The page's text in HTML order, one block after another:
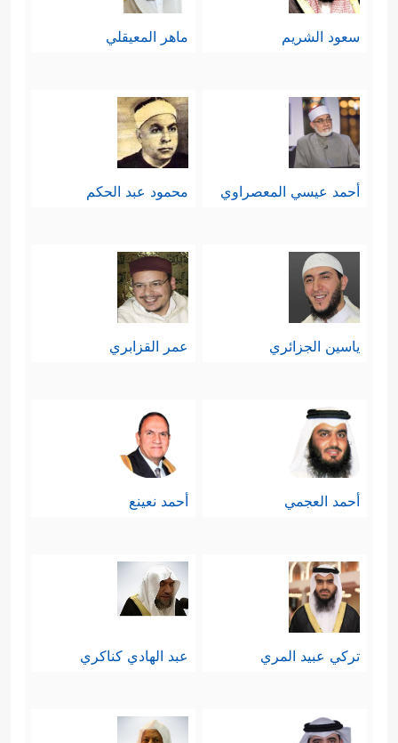
سعود الشريم ماهر المعيقلي
أحمد عيسي المعصراوي محمود عبد الحكم
ياسين الجزائري عمر القزابري
أحمد العجمي أحمد نعينع
تركي عبيد المري عبد الهادي كناكري